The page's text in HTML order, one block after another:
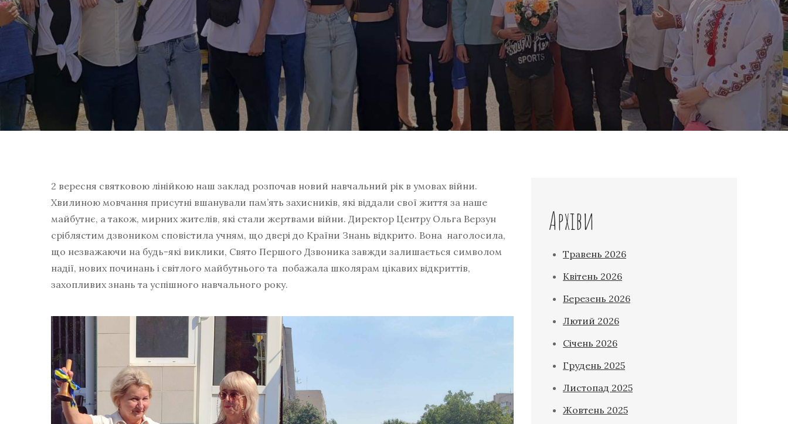
2 вересня святковою лінійкою наш заклад розпочав новий навчальний рік в умовах війни.
Хвилиною мовчання присутні вшанували пам’ять захисників, які віддали свої життя за наше
майбутнє, а також, мирних жителів, які стали жертвами війни. Директор Центру Ольга Верзун
сріблястим дзвоником сповістила учням, що двері до Країни Знань відкрито. Вона наголосила,
що незважаючи на будь-які виклики, Свято Першого Дзвоника завжди залишається символом
надії, нових починань і світлого майбутнього та побажала школярам цікавих відкриттів,
захопливих знань та успішного навчального року.
Архіви
Травень 2026
Квітень 2026
Березень 2026
Лютий 2026
Січень 2026
Грудень 2025
Листопад 2025
Жовтень 2025